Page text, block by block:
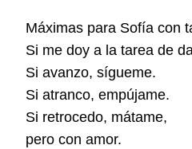
Máximas para Sofía con
Si me doy a la tarea de
Si avanzo, sígueme.
Si atranco, empújame.
Si retrocedo, mátame,
pero con amor.